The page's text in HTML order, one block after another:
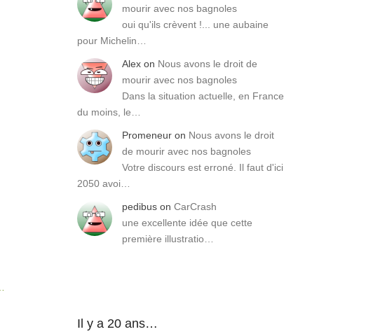
mourir avec nos bagnoles
oui qu'ils crèvent !... une aubaine
pour Michelin…
Alex on Nous avons le droit de
mourir avec nos bagnoles
Dans la situation actuelle, en France
du moins, le…
Promeneur on Nous avons le droit
de mourir avec nos bagnoles
Votre discours est erroné. Il faut d'ici
2050 avoi…
pedibus on CarCrash
une excellente idée que cette
première illustratio…
Il y a 20 ans…